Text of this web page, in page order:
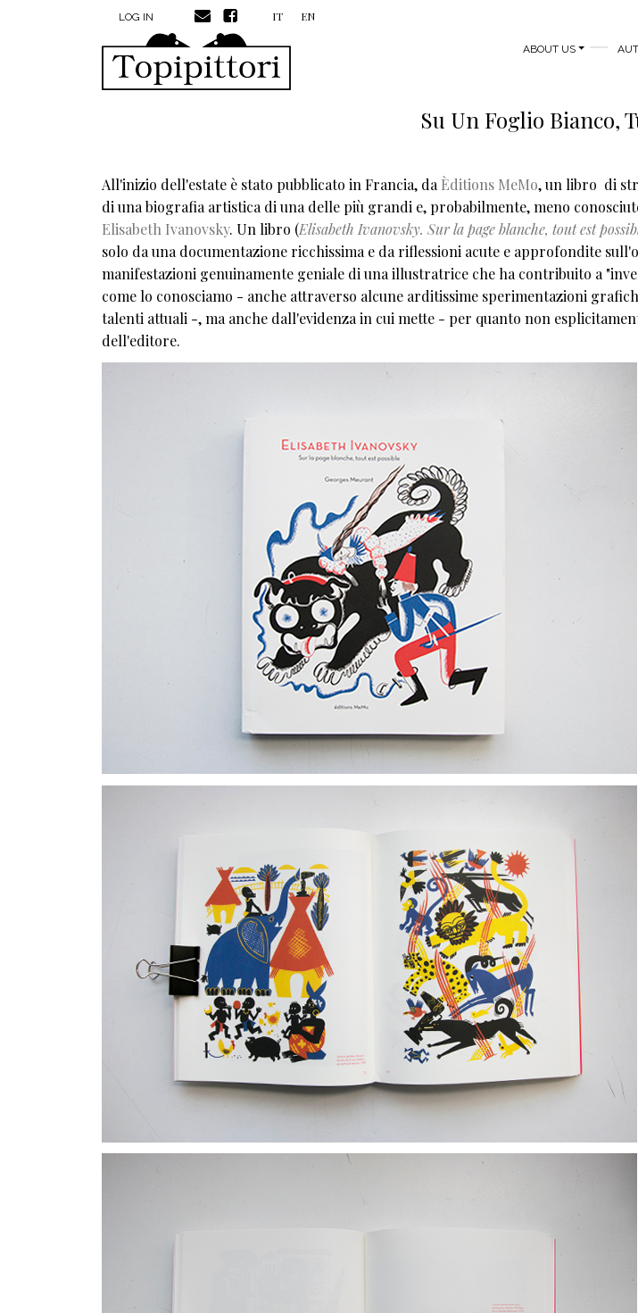
Skip to main contentMENU PROFILO UTENTE
LOG IN IT EN
MAIN NAVIGATION
ABOUT US
Su Un Foglio Bianco,
All'inizio dell'estate è stato pubblicato in Francia, da Èditions MeMo, un libro di
di una biografia artistica di una delle più grandi e, probabilmente, meno
Elisabeth Ivanovsky. Un libro (Elisabeth Ivanovsky. Sur la page blanche, tout est
solo da una documentazione ricchissima e da riflessioni acute e approfondite
manifestazioni genuinamente geniale di una illustratrice che ha contribuito a
come lo conosciamo - anche attraverso alcune arditissime sperimentazioni
talenti attuali -, ma anche dall'evidenza in cui mette - per quanto non
dell'editore.